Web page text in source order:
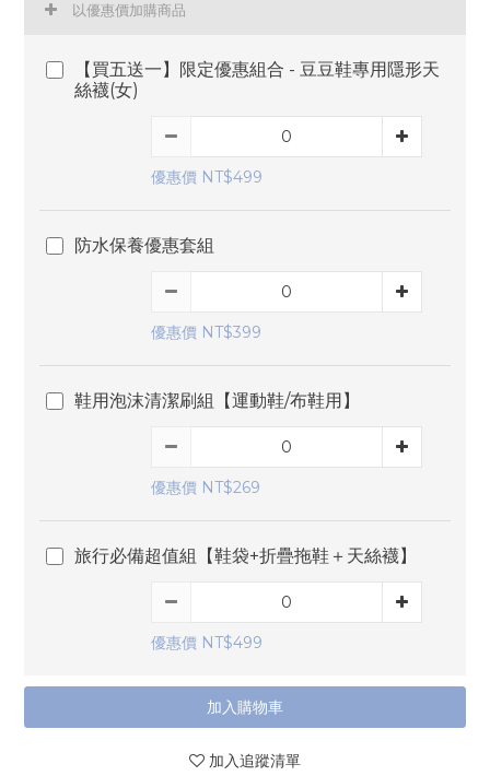
以優惠價加購商品
【買五送一】限定優惠組合 - 豆豆鞋專用隱形天
絲襪(女)
優惠價 NT$499
防水保養優惠套組
優惠價 NT$399
鞋用泡沫清潔刷組【運動鞋/布鞋用】
優惠價 NT$269
旅行必備超值組【鞋袋+折疊拖鞋＋天絲襪】
優惠價 NT$499
加入購物車
加入追蹤清單